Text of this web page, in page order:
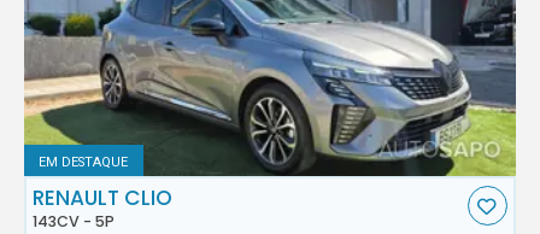
EM DESTAQUE
RENAULT CLIO
143CV - 5P